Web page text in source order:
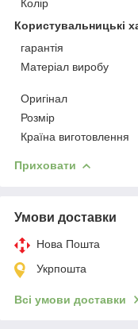
Колір
Користувальницькі
гарантія
Матеріал виробу
Оригінал
Розмір
Країна виготовлення
Приховати
Умови доставки
Нова Пошта
Укрпошта
Всі умови доставки